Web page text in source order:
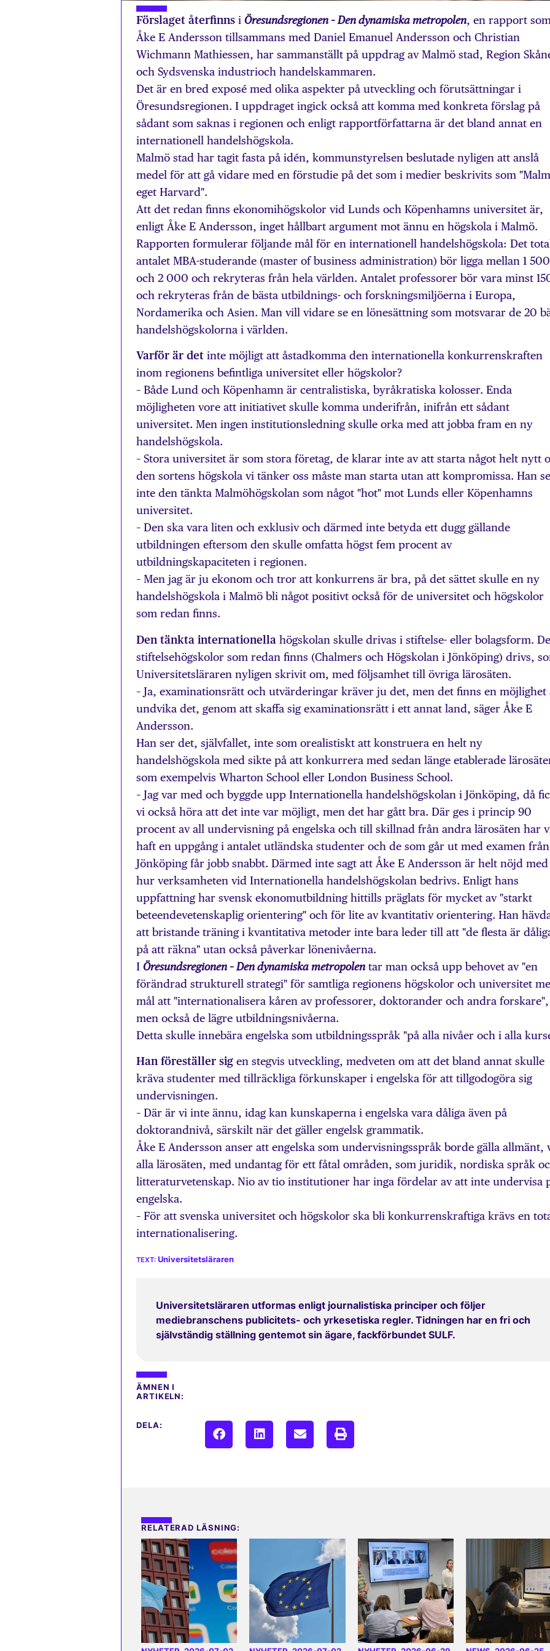
Förslaget återfinns i Öresundsregionen – Den dynamiska metropolen, en rapport som
Åke E Andersson tillsammans med Daniel Emanuel Andersson och Christian
Wichmann Mathiessen, har sammanställt på uppdrag av Malmö stad, Region
och Sydsvenska industrioch handelskammaren.
Det är en bred exposé med olika aspekter på utveckling och förutsättningar i
Öresundsregionen. I uppdraget ingick också att komma med konkreta förslag på
sådant som saknas i regionen och enligt rapportförfattarna är det bland annat en
internationell handelshögskola.
Malmö stad har tagit fasta på idén, kommunstyrelsen beslutade nyligen att anslå
medel för att gå vidare med en förstudie på det som i medier beskrivits som
eget Harvard".
Att det redan finns ekonomihögskolor vid Lunds och Köpenhamns universitet är,
enligt Åke E Andersson, inget hållbart argument mot ännu en högskola i Malmö.
Rapporten formulerar följande mål för en internationell handelshögskola: Det
antalet MBA-studerande (master of business administration) bör ligga mellan 1 500
och 2 000 och rekryteras från hela världen. Antalet professorer bör vara minst
och rekryteras från de bästa utbildnings- och forskningsmiljöerna i Europa,
Nordamerika och Asien. Man vill vidare se en lönesättning som motsvarar de 20
handelshögskolorna i världen.
Varför är det inte möjligt att åstadkomma den internationella konkurrenskraften
inom regionens befintliga universitet eller högskolor?
– Både Lund och Köpenhamn är centralistiska, byråkratiska kolosser. Enda
möjligheten vore att initiativet skulle komma underifrån, inifrån ett sådant
universitet. Men ingen institutionsledning skulle orka med att jobba fram en ny
handelshögskola.
– Stora universitet är som stora företag, de klarar inte av att starta något helt nytt
den sortens högskola vi tänker oss måste man starta utan att kompromissa. Han
inte den tänkta Malmöhögskolan som något "hot" mot Lunds eller Köpenhamns
universitet.
– Den ska vara liten och exklusiv och därmed inte betyda ett dugg gällande
utbildningen eftersom den skulle omfatta högst fem procent av
utbildningskapaciteten i regionen.
– Men jag är ju ekonom och tror att konkurrens är bra, på det sättet skulle en ny
handelshögskola i Malmö bli något positivt också för de universitet och högskolor
som redan finns.
Den tänkta internationella högskolan skulle drivas i stiftelse- eller bolagsform. De
stiftelsehögskolor som redan finns (Chalmers och Högskolan i Jönköping) drivs,
Universitetsläraren nyligen skrivit om, med följsamhet till övriga lärosäten.
– Ja, examinationsrätt och utvärderingar kräver ju det, men det finns en möjlighet
undvika det, genom att skaffa sig examinationsrätt i ett annat land, säger Åke E
Andersson.
Han ser det, självfallet, inte som orealistiskt att konstruera en helt ny
handelshögskola med sikte på att konkurrera med sedan länge etablerade
som exempelvis Wharton School eller London Business School.
– Jag var med och byggde upp Internationella handelshögskolan i Jönköping, då
vi också höra att det inte var möjligt, men det har gått bra. Där ges i princip 90
procent av all undervisning på engelska och till skillnad från andra lärosäten har
haft en uppgång i antalet utländska studenter och de som går ut med examen från
Jönköping får jobb snabbt. Därmed inte sagt att Åke E Andersson är helt nöjd med
hur verksamheten vid Internationella handelshögskolan bedrivs. Enligt hans
uppfattning har svensk ekonomutbildning hittills präglats för mycket av "starkt
beteendevetenskaplig orientering" och för lite av kvantitativ orientering. Han
att bristande träning i kvantitativa metoder inte bara leder till att "de flesta är
på att räkna" utan också påverkar lönenivåerna.
I Öresundsregionen – Den dynamiska metropolentar man också upp behovet av "en
förändrad strukturell strategi" för samtliga regionens högskolor och universitet
mål att "internationalisera kåren av professorer, doktorander och andra forskare",
men också de lägre utbildningsnivåerna.
Detta skulle innebära engelska som utbildningsspråk "på alla nivåer och i alla
Han föreställer sig en stegvis utveckling, medveten om att det bland annat skulle
kräva studenter med tillräckliga förkunskaper i engelska för att tillgodogöra sig
undervisningen.
– Där är vi inte ännu, idag kan kunskaperna i engelska vara dåliga även på
doktorandnivå, särskilt när det gäller engelsk grammatik.
Åke E Andersson anser att engelska som undervisningsspråk borde gälla allmänt,
alla lärosäten, med undantag för ett fåtal områden, som juridik, nordiska språk
litteraturvetenskap. Nio av tio institutioner har inga fördelar av att inte undervisa
engelska.
– För att svenska universitet och högskolor ska bli konkurrenskraftiga krävs en
internationalisering.
Universitetsläraren
Universitetsläraren utformas enligt journalistiska principer och följer
mediebranschens publicitets- och yrkesetiska regler. Tidningen har en fri och
självständig ställning gentemot sin ägare, fackförbundet SULF.
ÄMNEN I
ARTIKELN:
DELA:
RELATERAD LÄSNING: